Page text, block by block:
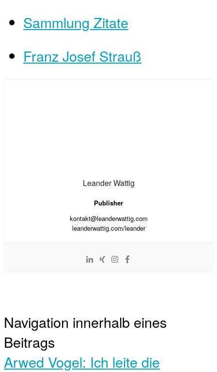
Sammlung Zitate
Franz Josef Strauß
Leander Wattig
Publisher
kontakt@leanderwattig.com
leanderwattig.com/leander
Navigation innerhalb eines
Beitrags
Arwed Vogel: Ich leite die